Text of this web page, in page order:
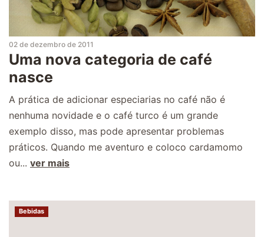
02 de dezembro de 2011
Uma nova categoria de café
nasce
A prática de adicionar especiarias no café não é
nenhuma novidade e o café turco é um grande
exemplo disso, mas pode apresentar problemas
práticos. Quando me aventuro e coloco cardamomo
ou... ver mais
Bebidas